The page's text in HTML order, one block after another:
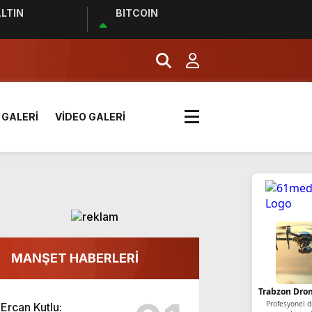
Trabzon
Ferah ve
BITCOIN
| Euro 2024 Elemeleri
VİDEO GALERİ
MANŞET HABERLERİ
Ercan Kutlu: